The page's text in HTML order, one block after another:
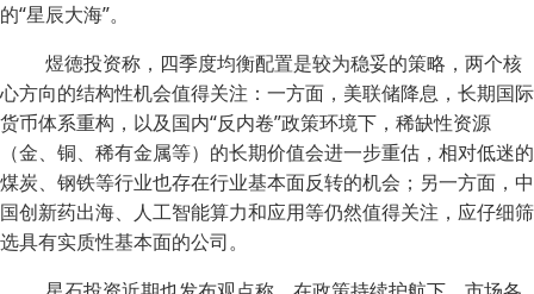
的“星辰大海”。
煜徳投资称，四季度均衡配置是较为稳妥的策略，两个核
心方向的结构性机会值得关注：一方面，美联储降息，长期国际
货币体系重构，以及国内“反内卷”政策环境下，稀缺性资源
（金、铜、稀有金属等）的长期价值会进一步重估，相对低迷的
煤炭、钢铁等行业也存在行业基本面反转的机会；另一方面，中
国创新药出海、人工智能算力和应用等仍然值得关注，应仔细筛
选具有实质性基本面的公司。